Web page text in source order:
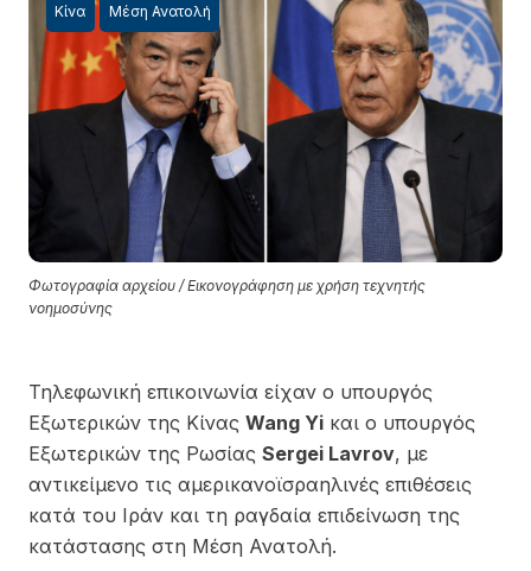
Φωτογραφία αρχείου / Εικονογράφηση με χρήση τεχνητής
νοημοσύνης
Κίνα Μέση Ανατολή
Τηλεφωνική επικοινωνία είχαν ο υπουργός
Εξωτερικών της Κίνας Wang Yi και ο υπουργός
Εξωτερικών της Ρωσίας Sergei Lavrov, με
αντικείμενο τις αμερικανοϊσραηλινές επιθέσεις
κατά του Ιράν και τη ραγδαία επιδείνωση της
κατάστασης στη Μέση Ανατολή.